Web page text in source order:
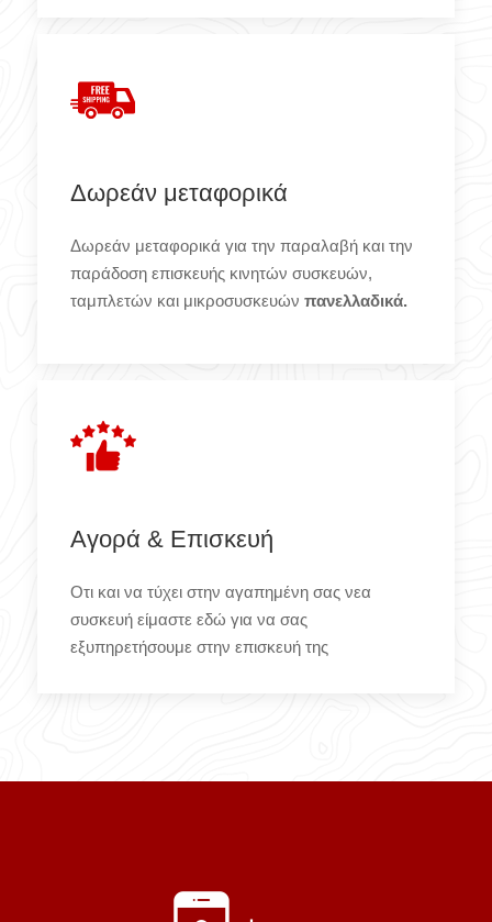
Δωρεάν μεταφορικά
Δωρεάν μεταφορικά για την παραλαβή και την
παράδοση επισκευής κινητών συσκευών,
ταμπλετών και μικροσυσκευών πανελλαδικά.
Αγορά & Επισκευή
Οτι και να τύχει στην αγαπημένη σας νεα
συσκευή είμαστε εδώ για να σας
εξυπηρετήσουμε στην επισκευή της